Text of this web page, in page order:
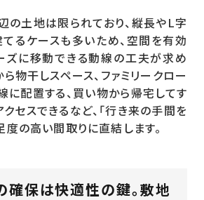
の土地は限られており、縦長やL字
るケースも多いため、空間を有効
ズに移動できる動線の工夫が求め
物干しスペース、ファミリークロー
に配置する、買い物から帰宅してす
セスできるなど、「行き来の手間を
度の高い間取りに直結します。
確保は快適性の鍵。敷地